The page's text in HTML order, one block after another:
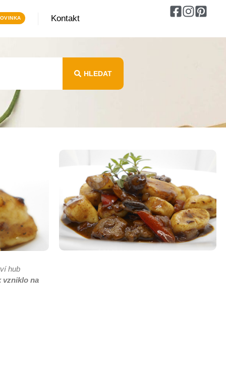
Kontakt
HLEDAT
hub
vzniklo na